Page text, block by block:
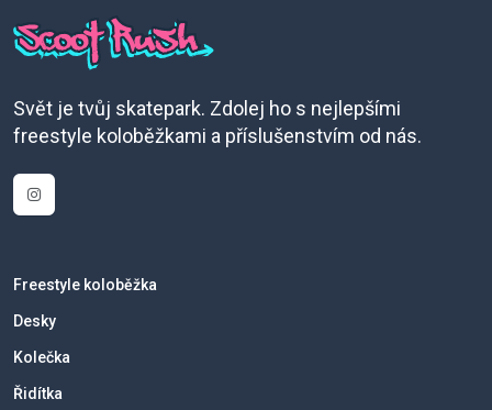
Svět je tvůj skatepark. Zdolej ho s nejlepšími
freestyle koloběžkami a příslušenstvím od nás.
Freestyle koloběžka
Desky
Kolečka
Řidítka